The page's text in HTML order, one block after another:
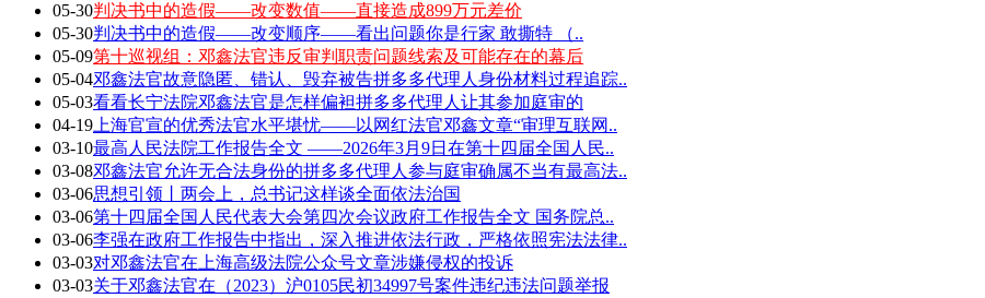
05-30判决书中的造假——改变数值——直接造成899万元差价
05-30判决书中的造假——改变顺序——看出问题你是行家 敢撕特 （..
05-09第十巡视组：邓鑫法官违反审判职责问题线索及可能存在的幕后
05-04邓鑫法官故意隐匿、错认、毁弃被告拼多多代理人身份材料过程追踪..
05-03看看长宁法院邓鑫法官是怎样偏袒拼多多代理人让其参加庭审的
04-19 上海官宣的优秀法官水平堪忧——以网红法官邓鑫文章“审理互联网..
03-10最高人民法院工作报告全文 ——2026年3月9日在第十四届全国人民..
03-08邓鑫法官允许无合法身份的拼多多代理人参与庭审确属不当有最高法..
03-06思想引领丨两会上，总书记这样谈全面依法治国
03-06第十四届全国人民代表大会第四次会议政府工作报告全文 国务院总..
03-06李强在政府工作报告中指出，深入推进依法行政，严格依照宪法法律..
03-03对邓鑫法官在上海高级法院公众号文章涉嫌侵权的投诉
03-03关于邓鑫法官在（2023）沪0105民初34997号案件违纪违法问题举报